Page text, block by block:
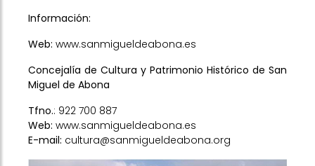
Información:
Web: www.sanmigueldeabona.es
Concejalía de Cultura y Patrimonio Histórico de San
Miguel de Abona
Tfno.: 922 700 887
Web: www.sanmigueldeabona.es
E-mail: cultura@sanmigueldeabona.org